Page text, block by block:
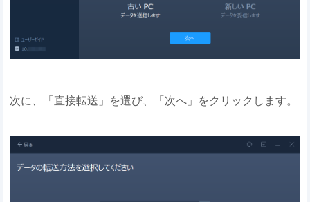
次に、「直接転送」を選び、「次へ」をクリックします。